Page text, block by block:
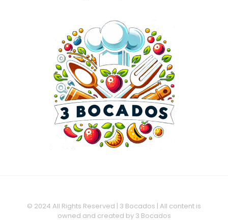
© 2024 All Rights Reserved | 3 Bocados | All content is
owned and created by 3 Bocados